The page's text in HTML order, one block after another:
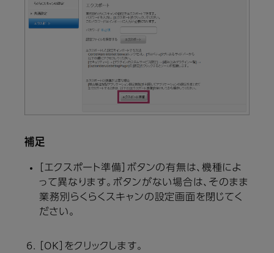
補足
［エクスポート準備］ボタンの有無は、機種によ
って異なります。ボタンがない場合は、そのまま
業務別らくらくスキャンの設定画面を閉じてく
ださい。
［OK］をクリックします。